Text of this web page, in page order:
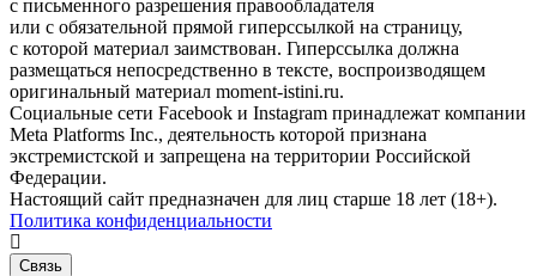
с письменного разрешения правообладателя
или с обязательной прямой гиперссылкой на страницу,
с которой материал заимствован. Гиперссылка должна
размещаться непосредственно в тексте, воспроизводящем
оригинальный материал moment-istini.ru.
Социальные сети Facebook и Instagram принадлежат компании
Meta Platforms Inc., деятельность которой признана
экстремистской и запрещена на территории Российской
Федерации.
Настоящий сайт предназначен для лиц старше 18 лет (18+).
Политика конфиденциальности
Связь